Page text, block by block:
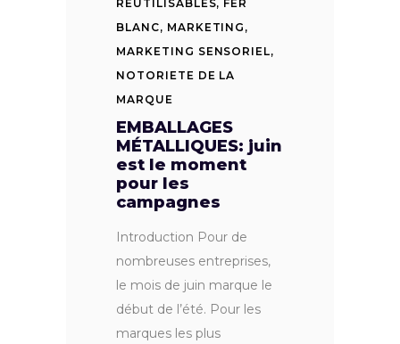
REUTILISABLES, FER
BLANC, MARKETING ,
MARKETING SENSORIEL,
NOTORIETE DE LA
MARQUE
EMBALLAGES
MÉTALLIQUES: juin
est le moment
pour les
campagnes
Introduction Pour de
nombreuses entreprises,
le mois de juin marque le
début de l’été. Pour les
marques les plus